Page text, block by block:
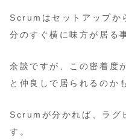
Scrumはセットアップか
分のすぐ横に味方が居る
余談ですが、この密着度
と仲良しで居られるのか
Scrumが分かれば、ラグ
す。